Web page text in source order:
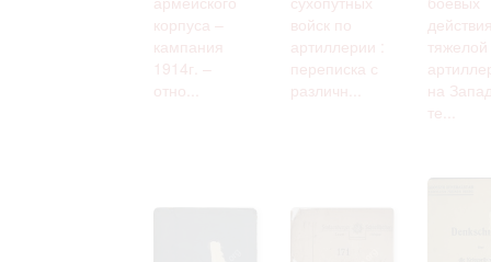
корпуса –
кампания
1914г. –
отно...
войск по
артиллерии :
переписка с
различн...
тяжелой
на
те...